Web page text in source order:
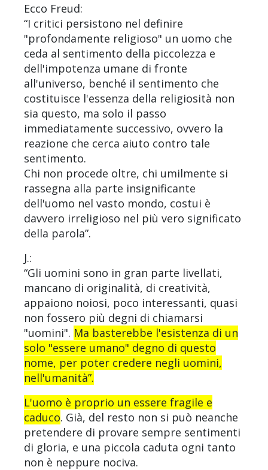
Ecco Freud:
“I critici persistono nel definire
"profondamente religioso" un uomo che
ceda al sentimento della piccolezza e
dell'impotenza umane di fronte
all'universo, benché il sentimento che
costituisce l'essenza della religiosità non
sia questo, ma solo il passo
immediatamente successivo, ovvero la
reazione che cerca aiuto contro tale
sentimento.
Chi non procede oltre, chi umilmente si
rassegna alla parte insignificante
dell'uomo nel vasto mondo, costui è
davvero irreligioso nel più vero significato
della parola”.
J.:
“Gli uomini sono in gran parte livellati,
mancano di originalità, di creatività,
appaiono noiosi, poco interessanti, quasi
non fossero più degni di chiamarsi
"uomini". Ma basterebbe l'esistenza di un
solo "essere umano" degno di questo
nome, per poter credere negli uomini,
nell'umanità”.
L'uomo è proprio un essere fragile e
caduco. Già, del resto non si può neanche
pretendere di provare sempre sentimenti
di gloria, e una piccola caduta ogni tanto
non è neppure nociva.